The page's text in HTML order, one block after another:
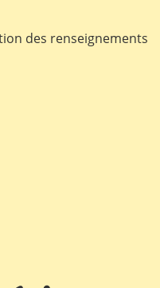
des renseignements